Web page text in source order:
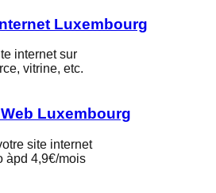
Luxembourg
internet sur
vitrine, etc.
Luxembourg
site internet
àpd 4,9€/mois